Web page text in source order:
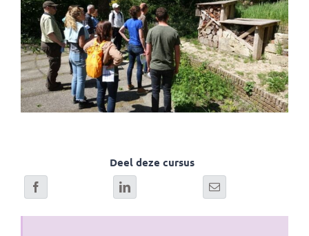
Deel deze cursus